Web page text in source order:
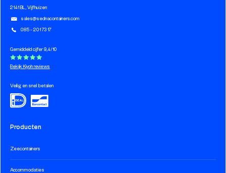
Producten
Zeecontainers
Accommodaties
2141 BL, Vijfhuizen
sales@sednacontainers.com
085 - 201 73 17
Gemiddeld cijfer 9,4/10
Bekijk Kiyoh reviews
Veilig en snel betalen